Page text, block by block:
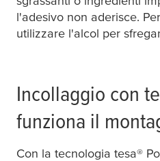
l'adesivo non aderisce.
utilizzare l'alcol per
Incollaggio con
funziona il
Con la tecnologia tesa®